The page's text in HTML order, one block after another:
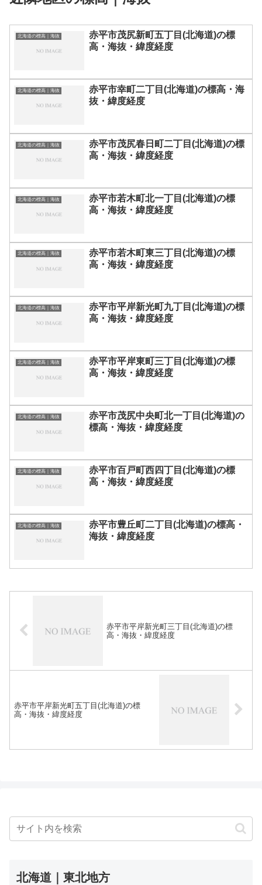
北海道の標高｜海抜
赤平市茂尻新町五丁目(北海道)の標
高・海抜・緯度経度
北海道の標高｜海抜
赤平市幸町二丁目(北海道)の標高・海
抜・緯度経度
北海道の標高｜海抜
赤平市茂尻春日町二丁目(北海道)の標
高・海抜・緯度経度
北海道の標高｜海抜
赤平市若木町北一丁目(北海道)の標
高・海抜・緯度経度
北海道の標高｜海抜
赤平市若木町東三丁目(北海道)の標
高・海抜・緯度経度
北海道の標高｜海抜
赤平市平岸新光町九丁目(北海道)の標
高・海抜・緯度経度
北海道の標高｜海抜
赤平市平岸東町三丁目(北海道)の標
高・海抜・緯度経度
北海道の標高｜海抜
赤平市茂尻中央町北一丁目(北海道)の
標高・海抜・緯度経度
北海道の標高｜海抜
赤平市百戸町西四丁目(北海道)の標
高・海抜・緯度経度
北海道の標高｜海抜
赤平市豊丘町二丁目(北海道)の標高・
海抜・緯度経度
赤平市平岸新光町三丁目(北海道)の標
高・海抜・緯度経度
赤平市平岸新光町五丁目(北海道)の標
高・海抜・緯度経度
北海道｜東北地方